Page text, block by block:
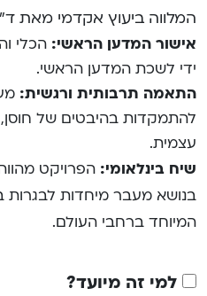
המלווה ביעוץ אקדמי מאת
אישור המדען הראשי: הכלי
ידי לשכת המדען הראשי.
התאמה תרבותית ורגשית:
להתמקדות בהיבטים של
עצמית.
שיח בינלאומי: הפרויקט
בנושא מעבר מיחדות לבגרות
המיוחד ברחבי העולם.
למי זה מיועד?